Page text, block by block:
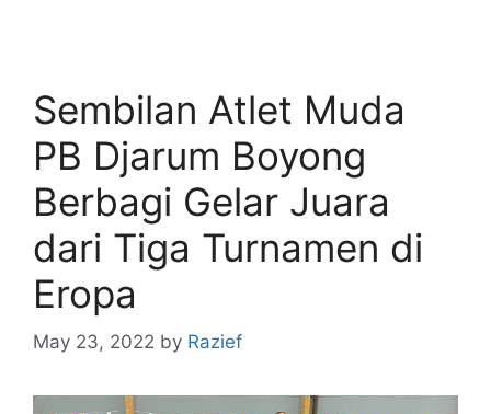
Sembilan Atlet Muda
PB Djarum Boyong
Berbagi Gelar Juara
dari Tiga Turnamen di
Eropa
May 23, 2022 by Razief